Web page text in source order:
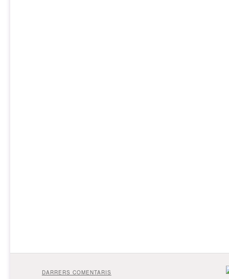
DARRERS COMENTARIS